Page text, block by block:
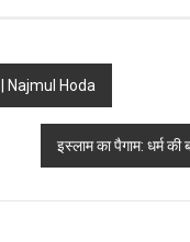
Najmul Hoda
इस्लाम का पैगाम: धर्म की